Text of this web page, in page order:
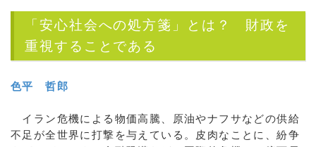
「安心社会への処方箋」とは？ 財政を
重視することである
色平 哲郎
イラン危機による物価高騰、原油やナフサなどの供給
不足が全世界に打撃を与えている。皮肉なことに、紛争